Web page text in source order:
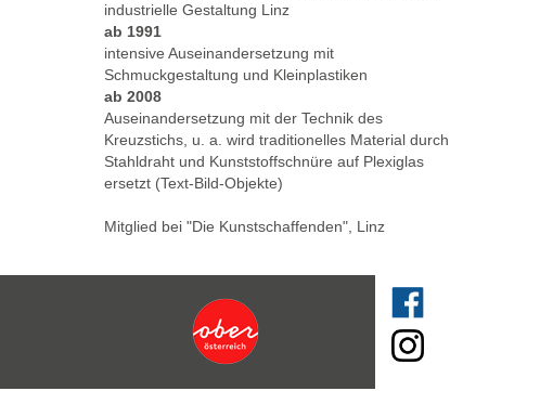
industrielle Gestaltung Linz
ab 1991
intensive Auseinandersetzung mit
Schmuckgestaltung und Kleinplastiken
ab 2008
Auseinandersetzung mit der Technik des
Kreuzstichs, u. a. wird traditionelles Material durch
Stahldraht und Kunststoffschnüre auf Plexiglas
ersetzt (Text-Bild-Objekte)
Mitglied bei "Die Kunstschaffenden", Linz